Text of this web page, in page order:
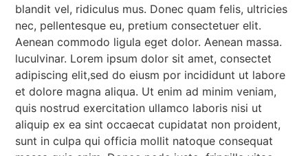
blandit vel, ridiculus mus. Donec quam felis, ultricies
nec, pellentesque eu, pretium consectetuer elit.
Aenean commodo ligula eget dolor. Aenean massa.
luculvinar. Lorem ipsum dolor sit amet, consectet
adipiscing elit,sed do eiusm por incididunt ut labore
et dolore magna aliqua. Ut enim ad minim veniam,
quis nostrud exercitation ullamco laboris nisi ut
aliquip ex ea sint occaecat cupidatat non proident,
sunt in culpa qui officia mollit natoque consequat